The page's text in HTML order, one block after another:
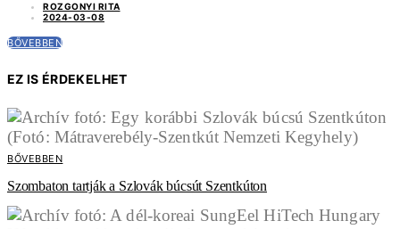
ROZGONYI RITA
2024-03-08
BŐVEBBEN
EZ IS ÉRDEKELHET
BŐVEBBEN
Szombaton tartják a Szlovák búcsút Szentkúton